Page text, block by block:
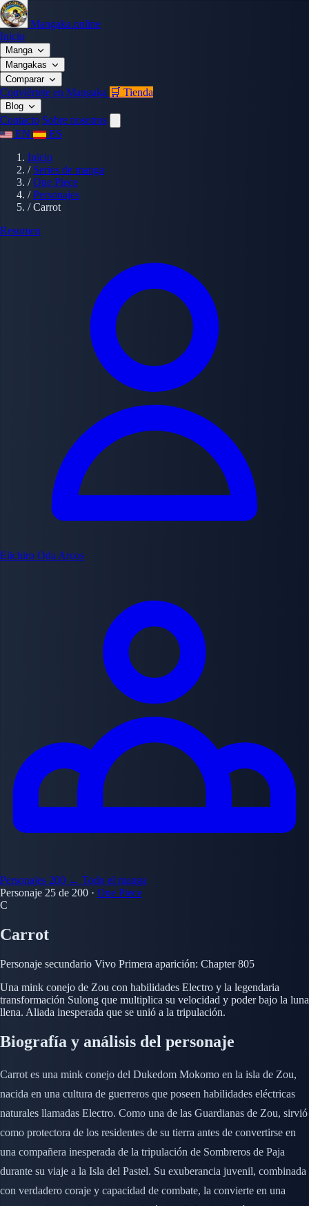
Mangaka.online
Inicio
Manga
Mangakas
Comparar
Conviértete en Mangaka 🛒 Tienda
Blog
Contacto Sobre nosotros
EN
ES
Inicio
/ Series de manga
/ One Piece
/ Personajes
/ Carrot
Resumen
Eiichiro Oda Arcos
Personajes 200 ← Todo el manga
Personaje 25 de 200 · One Piece
C
Carrot
Personaje secundario Vivo Primera aparición: Chapter 805
Una mink conejo de Zou con habilidades Electro y la legendaria
transformación Sulong que multiplica su velocidad y poder bajo la luna
llena. Aliada inesperada que se unió a la tripulación.
Biografía y análisis del personaje
Carrot es una mink conejo del Dukedom Mokomo en la isla de Zou,
nacida en una cultura de guerreros que poseen habilidades eléctricas
naturales llamadas Electro. Como una de las Guardianas de Zou, sirvió
como protectora de los residentes de su tierra antes de convertirse en
una compañera inesperada de la tripulación de Sombreros de Paja
durante su viaje a la Isla del Pastel. Su exuberancia juvenil, combinada
con verdadero coraje y capacidad de combate, la convierte en una